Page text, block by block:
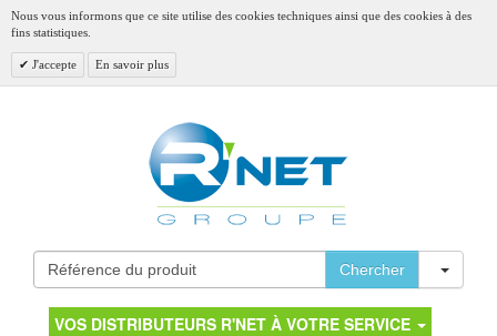
Nous vous informons que ce site utilise des cookies techniques ainsi que des cookies à des
fins statistiques.
J'accepte En savoir plus
Chercher
VOS DISTRIBUTEURS R'NET À VOTRE SERVICE